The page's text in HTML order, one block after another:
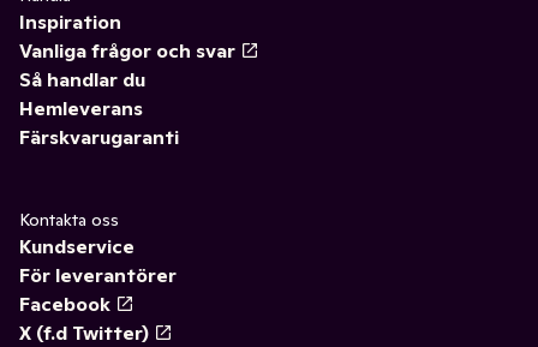
Inspiration
Vanliga frågor och svar
Så handlar du
Hemleverans
Färskvarugaranti
Kontakta oss
Kundservice
För leverantörer
Facebook
X (f.d Twitter)